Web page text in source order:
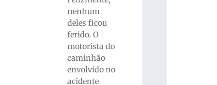
nenhum
deles ficou
ferido. O
motorista do
caminhão
envolvido no
acidente